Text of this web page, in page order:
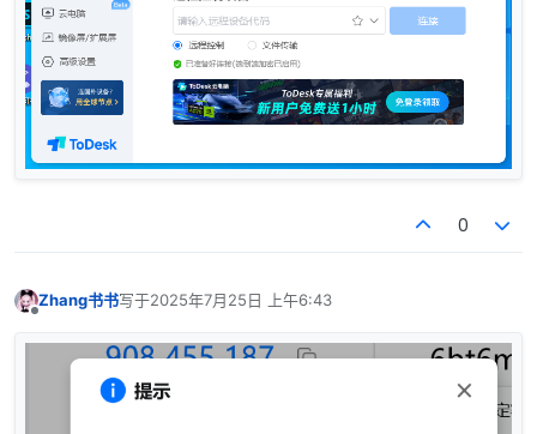
0
Zhang书书写于2025年7月25日 上午6:43
最后由 编辑